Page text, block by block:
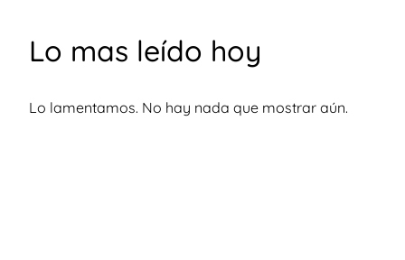
Lo mas leído hoy
Lo lamentamos. No hay nada que mostrar aún.